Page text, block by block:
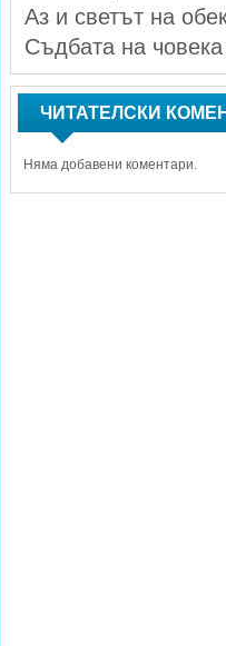
Аз и светът на
Съдбата на
ЧИТАТЕЛСКИ
Няма добавени коментари.